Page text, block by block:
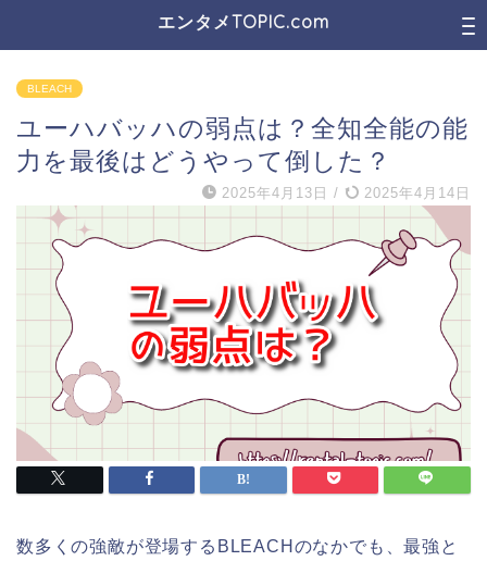
エンタメTOPIC.com
BLEACH
ユーハバッハの弱点は？全知全能の能
力を最後はどうやって倒した？
2025年4月13日 / 2025年4月14日
数多くの強敵が登場するBLEACHのなかでも、最強と